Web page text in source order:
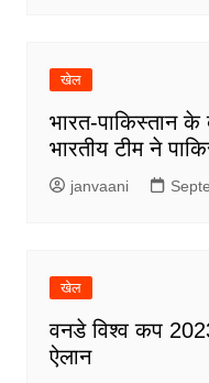
खेल
भारत-पाकिस्तान
भारतीय टीम ने
janvaani
खेल
वनडे विश्व कप
ऐलान